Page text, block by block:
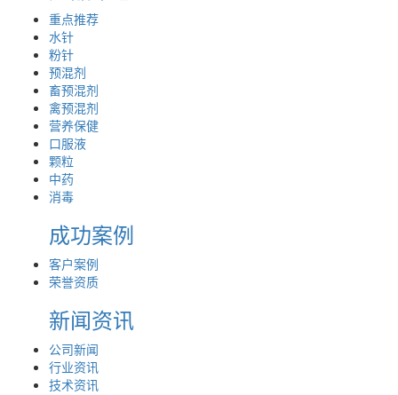
重点推荐
水针
粉针
预混剂
畜预混剂
禽预混剂
营养保健
口服液
颗粒
中药
消毒
成功案例
客户案例
荣誉资质
新闻资讯
公司新闻
行业资讯
技术资讯